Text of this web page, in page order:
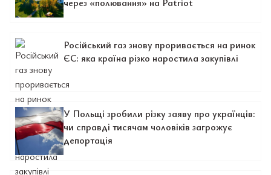
Російський газ знову проривається на ринок
ЄС: яка країна різко наростила закупівлі
У Польщі зробили різку заяву про українців:
чи справді тисячам чоловіків загрожує
депортація